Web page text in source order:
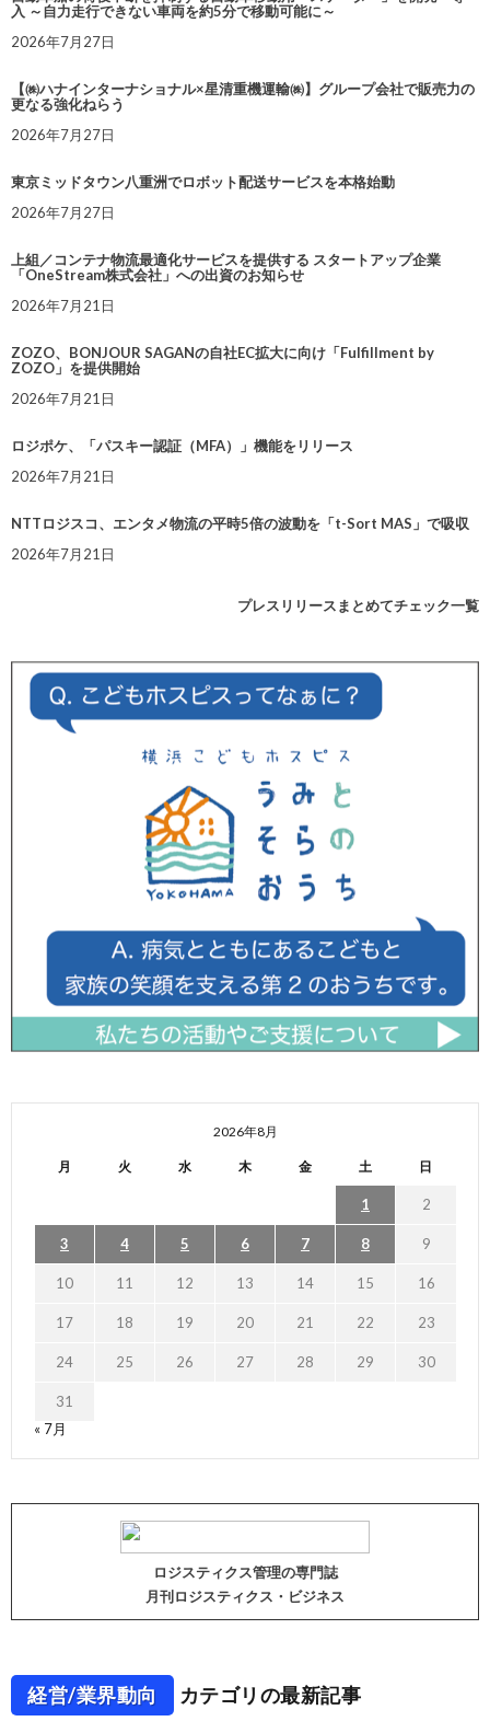
入 ～自力走行できない車両を約5分で移動可能に～
2026年7月27日
【㈱ハナインターナショナル×星清重機運輸㈱】グループ会社で販売力の
更なる強化ねらう
2026年7月27日
東京ミッドタウン八重洲でロボット配送サービスを本格始動
2026年7月27日
上組／コンテナ物流最適化サービスを提供する スタートアップ企業
「OneStream株式会社」への出資のお知らせ
2026年7月21日
ZOZO、BONJOUR SAGANの自社EC拡大に向け「Fulfillment by
ZOZO」を提供開始
2026年7月21日
ロジポケ、「パスキー認証（MFA）」機能をリリース
2026年7月21日
NTTロジスコ、エンタメ物流の平時5倍の波動を「t-Sort MAS」で吸収
2026年7月21日
プレスリリースまとめてチェック一覧
2026年8月
月 火 水 木 金 土 日
1 2
3 4 5 6 7 8 9
10 11 12 13 14 15 16
17 18 19 20 21 22 23
24 25 26 27 28 29 30
31
« 7月
ロジスティクス管理の専門誌
月刊ロジスティクス・ビジネス
経営/業界動向 カテゴリの最新記事